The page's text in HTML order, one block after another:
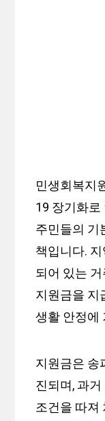
민생회복지
19 장기화로
주민들의 기
책입니다.
되어 있는
지원금을 지
생활 안정에
지원금은 송
진되며, 과
조건을 따져